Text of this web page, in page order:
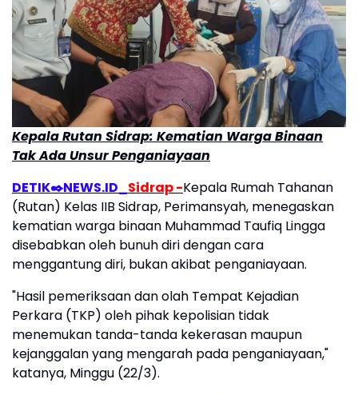
Kepala Rutan Sidrap: Kematian Warga Binaan
Tak Ada Unsur Penganiayaan
DETIK✒️NEWS.ID_Sidrap -Kepala Rumah Tahanan
(Rutan) Kelas IIB Sidrap, Perimansyah, menegaskan
kematian warga binaan Muhammad Taufiq Lingga
disebabkan oleh bunuh diri dengan cara
menggantung diri, bukan akibat penganiayaan.
"Hasil pemeriksaan dan olah Tempat Kejadian
Perkara (TKP) oleh pihak kepolisian tidak
menemukan tanda-tanda kekerasan maupun
kejanggalan yang mengarah pada penganiayaan,"
katanya, Minggu (22/3).